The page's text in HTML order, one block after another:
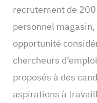
recrutement de
personnel
opportunité
chercheurs
proposés à des
aspirations à